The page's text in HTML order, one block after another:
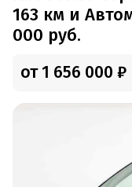
163 км и
000 руб.
от 1 656 000 ₽